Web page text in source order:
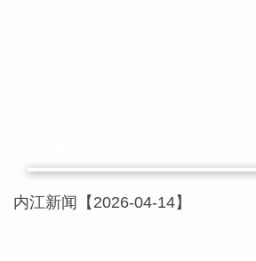
内江新闻【2026-04-14】